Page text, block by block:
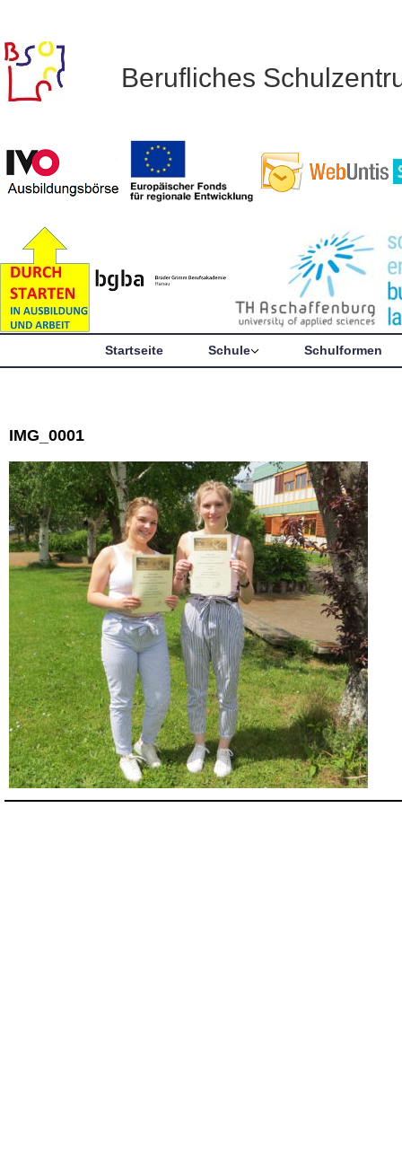
Berufliches
Startseite Schule Schulformen
IMG_0001